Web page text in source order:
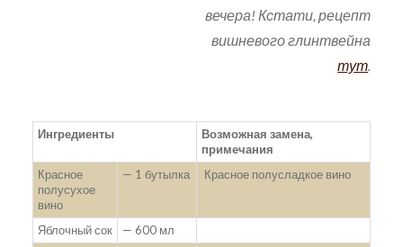
вечера! Кстати, рецепт
вишневого глинтвейна
тут.
Ингредиенты
Возможная замена,
примечания
Красное
полусухое
вино
— 1 бутылка Красное полусладкое вино
Яблочный сок
— 600 мл